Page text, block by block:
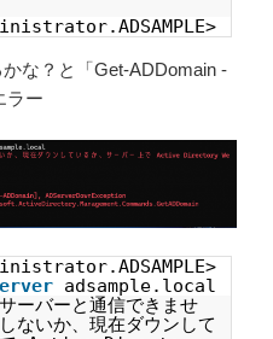
な？と「Get-ADDomain -
ラー
adsample.local
ーバーと通信できませ
ないか、現在ダウンして